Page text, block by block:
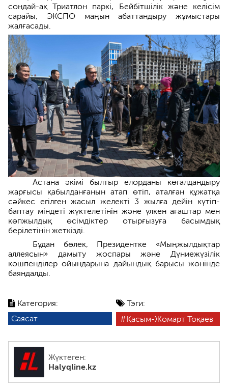
Категория:
Саясат
Тэги:
Қасым-Жомарт Тоқаев
Жүктеген:
Halyqline.kz
сондай-ақ Триатлон паркі, Бейбітшілік және келісім
сарайы, ЭКСПО маңын абаттандыру жұмыстары
жалғасады.
Астана әкімі былтыр елорданы көгалдандыру
жарғысы қабылданғанын атап өтіп, аталған құжатқа
сәйкес егілген жасыл желекті 3 жылға дейін күтіп-
баптау міндеті жүктелетінін және үлкен ағаштар мен
көпжылдық өсімдіктер отырғызуға басымдық
берілетінін жеткізді.
Бұдан бөлек, Президентке «Мыңжылдықтар
аллеясын» дамыту жоспары және Дүниежүзілік
көшпенділер ойындарына дайындық барысы жөнінде
баяндалды.